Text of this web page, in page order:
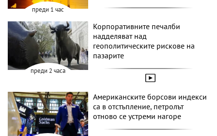
преди 1 час
преди 2 часа
Корпоративните печалби
надделяват над
геополитическите рискове на
пазарите
Американските борсови индекси
са в отстъпление, петролът
отново се устреми нагоре